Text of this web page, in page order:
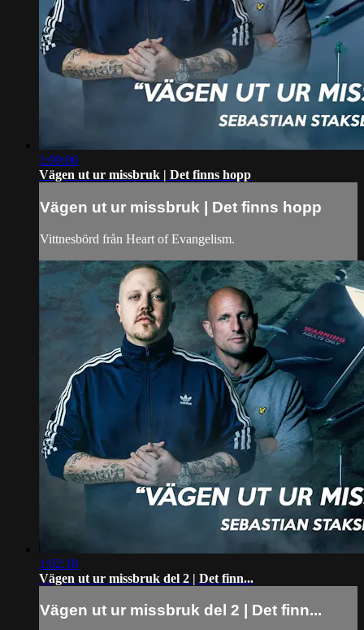
1:09:06
Vägen ut ur missbruk | Det finns hopp
Vägen ut ur missbruk | Det finns hopp
Vittnesbörd från Heart of Evangelism.
1:02:18
Vägen ut ur missbruk del 2 | Det finn...
Vägen ut ur missbruk del 2 | Det finn...